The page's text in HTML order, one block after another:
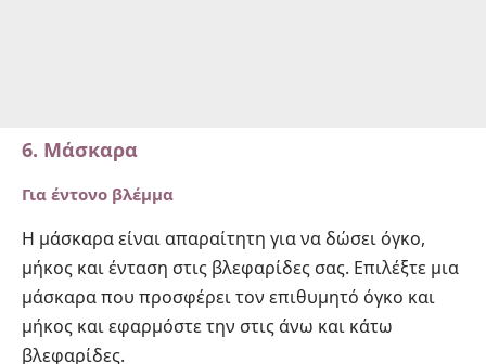
6. Μάσκαρα
Για έντονο βλέμμα
Η μάσκαρα είναι απαραίτητη για να δώσει όγκο,
μήκος και ένταση στις βλεφαρίδες σας. Επιλέξτε μια
μάσκαρα που προσφέρει τον επιθυμητό όγκο και
μήκος και εφαρμόστε την στις άνω και κάτω
βλεφαρίδες.